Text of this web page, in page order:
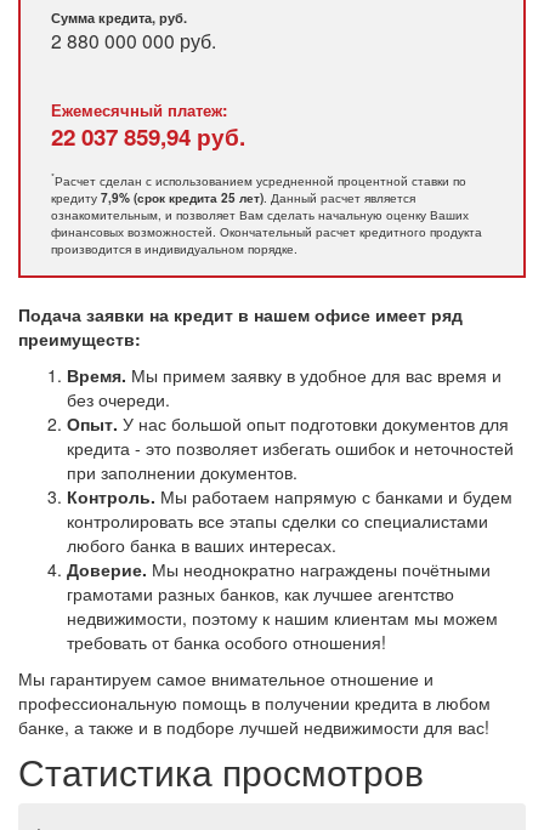
Сумма кредита, руб.
2 880 000 000 руб.
Ежемесячный платеж:
22 037 859,94 руб.
*Расчет сделан с использованием усредненной процентной ставки по
кредиту 7,9% (срок кредита 25 лет). Данный расчет является
ознакомительным, и позволяет Вам сделать начальную оценку Ваших
финансовых возможностей. Окончательный расчет кредитного продукта
производится в индивидуальном порядке.
Подача заявки на кредит в нашем офисе имеет ряд
преимуществ:
Время. Мы примем заявку в удобное для вас время и
без очереди.
Опыт. У нас большой опыт подготовки документов для
кредита - это позволяет избегать ошибок и неточностей
при заполнении документов.
Контроль. Мы работаем напрямую с банками и будем
контролировать все этапы сделки со специалистами
любого банка в ваших интересах.
Доверие. Мы неоднократно награждены почётными
грамотами разных банков, как лучшее агентство
недвижимости, поэтому к нашим клиентам мы можем
требовать от банка особого отношения!
Мы гарантируем самое внимательное отношение и
профессиональную помощь в получении кредита в любом
банке, а также и в подборе лучшей недвижимости для вас!
Статистика просмотров